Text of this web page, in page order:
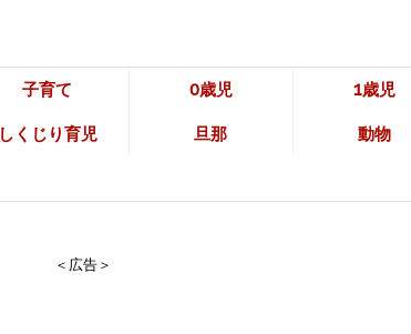
子育て 0歳児 1歳児
しくじり育児 旦那 動物
＜広告＞